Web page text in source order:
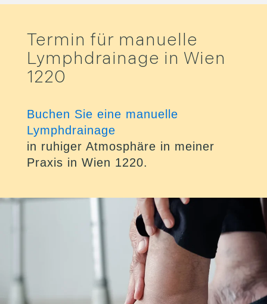
Termin für manuelle
Lymphdrainage in Wien
1220
Buchen Sie eine manuelle
Lymphdrainage
in ruhiger Atmosphäre in meiner
Praxis in Wien 1220.